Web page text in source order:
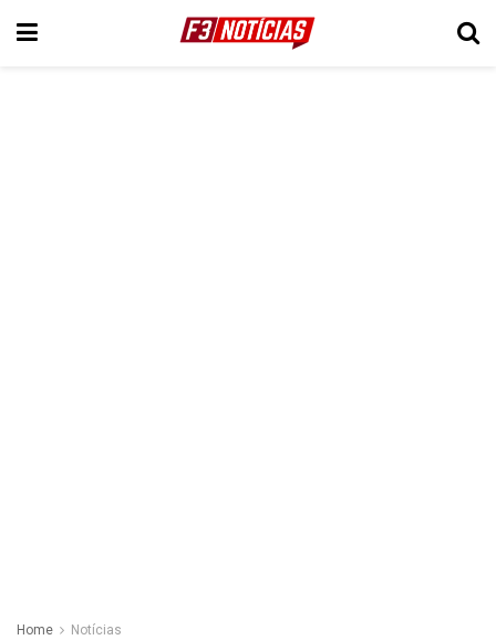
Home Notícias